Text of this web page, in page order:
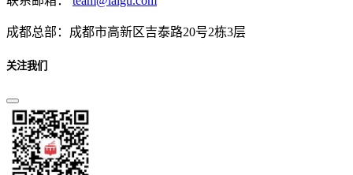
成都总部：成都市高新区吉泰路20号2栋3层
关注我们